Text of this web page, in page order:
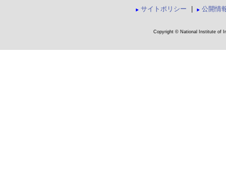
サイトポリシー 公開情
Copyright © National Institute of